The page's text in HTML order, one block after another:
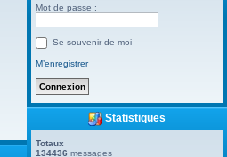
Mot de passe :
Se souvenir de moi
M’enregistrer
Statistiques
Totaux
134436 messages